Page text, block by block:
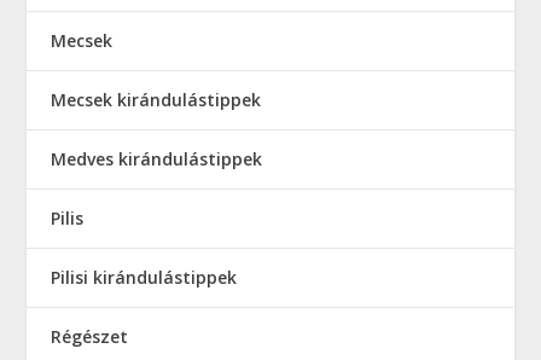
Mecsek
Mecsek kirándulástippek
Medves kirándulástippek
Pilis
Pilisi kirándulástippek
Régészet